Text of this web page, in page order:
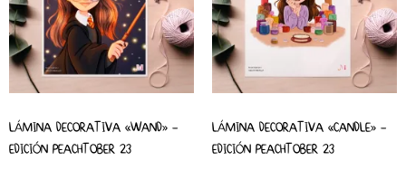
LÁMINA DECORATIVA «WAND» –
EDICIÓN PEACHTOBER 23
LÁMINA DECORATIVA «CANDLE» –
EDICIÓN PEACHTOBER 23